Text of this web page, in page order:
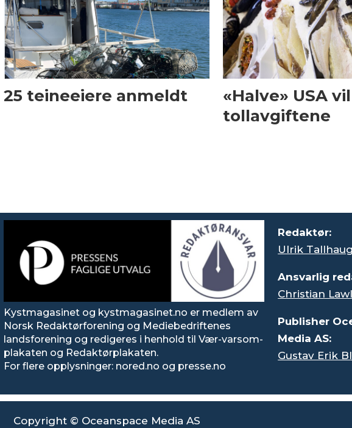
25 teineeiere anmeldt
«Halve» USA
tollavgiftene
Kystmagasinet og kystmagasinet.no er medlem av
Norsk Redaktørforening og Mediebedriftenes
landsforening og redigeres i henhold til Vær-varsom-
plakaten og Redaktørplakaten.
For flere opplysninger: nored.no og presse.no
Redaktør:
Ulrik
Ansvarlig
Christian
Publisher
Media AS:
Gustav Erik
Copyright © Oceanspace Media AS